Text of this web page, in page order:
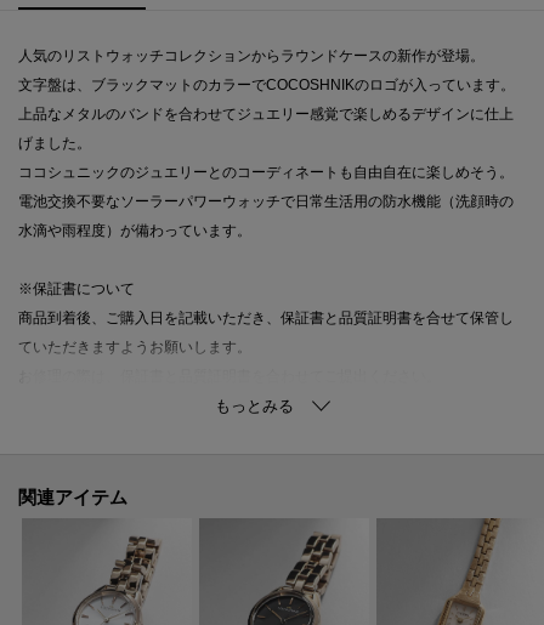
人気のリストウォッチコレクションからラウンドケースの新作が登場。
文字盤は、ブラックマットのカラーでCOCOSHNIKのロゴが入っています。
上品なメタルのバンドを合わせてジュエリー感覚で楽しめるデザインに仕上
げました。
ココシュニックのジュエリーとのコーディネートも自由自在に楽しめそう。
電池交換不要なソーラーパワーウォッチで日常生活用の防水機能（洗顔時の
水滴や雨程度）が備わっています。
※保証書について
商品到着後、ご購入日を記載いただき、保証書と品質証明書を合せて保管し
ていただきますようお願いします。
ください。
無償にて、長さの調整をさせていただきます。
※生産時期により、仕様や寸法に個体差がございます。予めご了承くださ
関連アイテム